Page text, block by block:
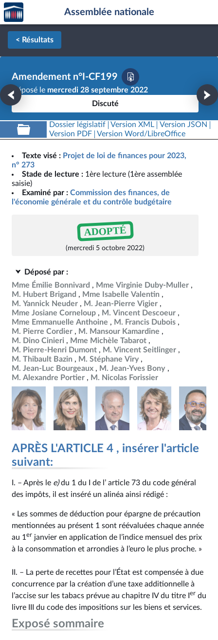
Aller au contenu
Aller en bas de la page
Accèder
à la
page
d'accueil
Assemblée nationale
< Résultats
Amendement n°I-CF199
Déposé le mercredi 28 septembre 2022
Discuté
Dossier législatif Version XML
Version JSON
Version PDF
Version Word/LibreOffice
Texte visé : Projet de loi de finances pour 2023,
n° 273
Stade de lecture : 1ère lecture (1ère assemblée
saisie)
Examiné par : Commission des finances, de
l'économie générale et du contrôle budgétaire
ADOPTÉ
(mercredi 5 octobre 2022)
Déposé par :
Mme Émilie Bonnivard
Mme Virginie Duby-Muller
M. Hubert Brigand
Mme Isabelle Valentin
M. Yannick Neuder
M. Jean-Pierre Vigier
Mme Josiane Corneloup
M. Vincent Descoeur
Mme Emmanuelle Anthoine
M. Francis Dubois
M. Pierre Cordier
M. Mansour Kamardine
M. Dino Cinieri
Mme Michèle Tabarot
M. Pierre-Henri Dumont
M. Vincent Seitlinger
M. Thibault Bazin
M. Stéphane Viry
M. Jean-Luc Bourgeaux
M. Jean-Yves Bony
M. Alexandre Portier
M. Nicolas Forissier
APRÈS L'ARTICLE 4 , insérer l'article
suivant:
I. – Après le e)du 1 du I de l’ article 73 du code général
des impôts, il est inséré un alinéa ainsi rédigé :
« Les sommes de déduction pour épargne de précaution
mentionnées au présent 1 sont réévaluées chaque année
au 1 er janvier en application de l’indice mensuel des prix
à la consommation et arrondies à l’euro le plus proche. »
II. – La perte de recettes pour l’État est compensée à due
concurrence par la création d’une taxe additionnelle à
l’accise sur les tabacs prévue au chapitre IV du titre I er du
livre III du code des impositions sur les biens et services.
Exposé sommaire